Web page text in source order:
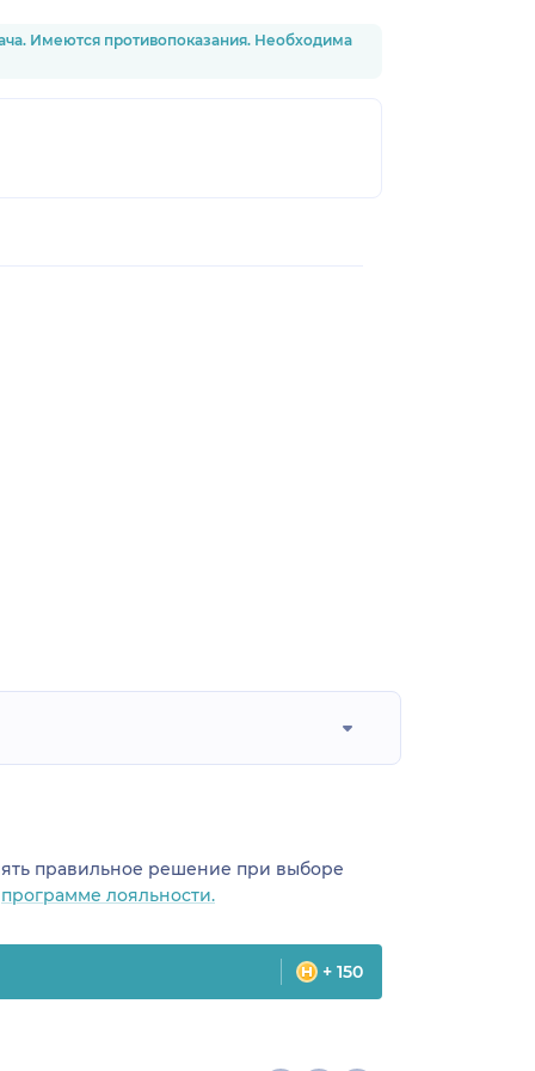
Имеются противопоказания. Необходима
правильное решение при выборе
программе лояльности.
+ 150